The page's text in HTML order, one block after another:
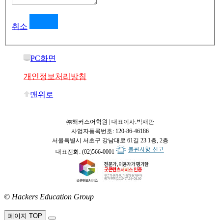
취소
PC화면
개인정보처리방침
맨위로
㈜해커스어학원 | 대표이사:박재만
사업자등록번호: 120-86-46186
서울특별시 서초구 강남대로 61길 23 1층, 2층
대표전화: (02)566-0001
© Hackers Education Group
페이지 TOP